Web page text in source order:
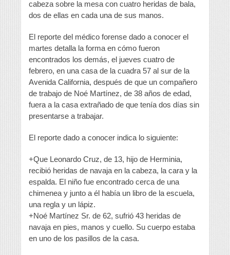
cabeza sobre la mesa con cuatro heridas de bala,
dos de ellas en cada una de sus manos.
El reporte del médico forense dado a conocer el
martes detalla la forma en cómo fueron
encontrados los demás, el jueves cuatro de
febrero, en una casa de la cuadra 57 al sur de la
Avenida California, después de que un compañero
de trabajo de Noé Martínez, de 38 años de edad,
fuera a la casa extrañado de que tenía dos días sin
presentarse a trabajar.
El reporte dado a conocer indica lo siguiente:
+Que Leonardo Cruz, de 13, hijo de Herminia,
recibió heridas de navaja en la cabeza, la cara y la
espalda. El niño fue encontrado cerca de una
chimenea y junto a él había un libro de la escuela,
una regla y un lápiz.
+Noé Martínez Sr. de 62, sufrió 43 heridas de
navaja en pies, manos y cuello. Su cuerpo estaba
en uno de los pasillos de la casa.